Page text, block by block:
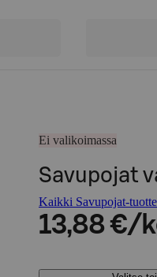
Ei valikoimassa
Savupojat
Kaikki Savupojat-
13,88 €/